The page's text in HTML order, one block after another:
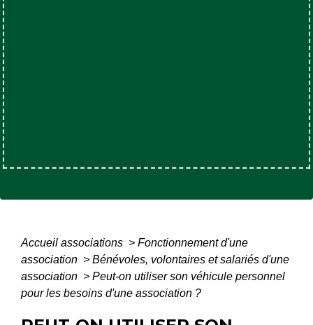
Accueil associations > Fonctionnement d'une
association > Bénévoles, volontaires et salariés d'une
association > Peut-on utiliser son véhicule personnel
pour les besoins d'une association ?